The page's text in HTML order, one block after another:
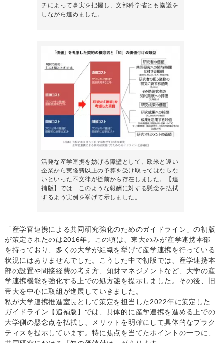
チによって事実を把握し、文部科学省とも協議を
しながら進めました。
活発な産学連携を妨げる障壁として、欧米と違い
企業から実経費以上の予算を受け取ってはならな
いといった不文律が従前から存在しました。【追
補版】では、このような報酬に対する懸念を払拭
するよう実例を挙げて示しました。
「産学官連携による共同研究強化のためのガイドライン」の初版
が策定されたのは2016年。この頃は、東大のみが産学連携本部
を持っており、多くの大学が組織を挙げて産学連携を行っている
状況にはありませんでした。こうした中で初版では、産学連携本
部の設置や間接経費の考え方、知財マネジメントなど、大学の産
学連携機能を強化する上での処方箋を提示しました。その後、旧
帝大を中心に取組が進展していきました。
私が大学連携推進室長として策定を担当した2022年に策定した
ガイドライン【追補版】では、具体的に産学連携を進める上での
大学側の懸念点を払拭し、メリットを明確にして具体的なプラク
ティスを提示しています。特に焦点を当てたポイントの一つに、